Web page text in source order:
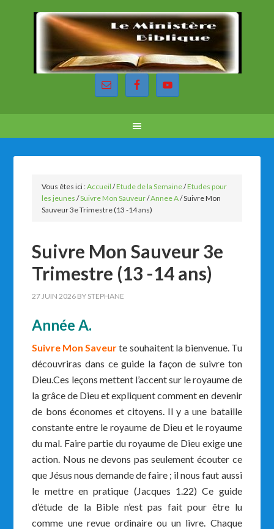
Vous êtes ici :Accueil /Etude de la Semaine/Etudes pour
les jeunes /Suivre Mon Sauveur/Annee A/Suivre Mon
Sauveur 3e Trimestre (13 -14 ans)
Suivre Mon Sauveur 3e
Trimestre (13 -14 ans)
27 JUIN 2026 BY STEPHANE
Année A.
Suivre Mon Saveurte souhaitent la bienvenue. Tu
découvriras dans ce guide la façon de suivre ton
Dieu.Ces leçons mettent l’accent sur le royaume de
la grâce de Dieu et expliquent comment en devenir
de bons économes et citoyens. Il y a une bataille
constante entre le royaume de Dieu et le royaume
du mal. Faire partie du royaume de Dieu exige une
action. Nous ne devons pas seulement écouter ce
que Jésus nous demande de faire ; il nous faut aussi
le mettre en pratique (Jacques 1.22) Ce guide
d’étude de la Bible n’est pas fait pour être lu
comme une revue ordinaire ou un livre. Chaque